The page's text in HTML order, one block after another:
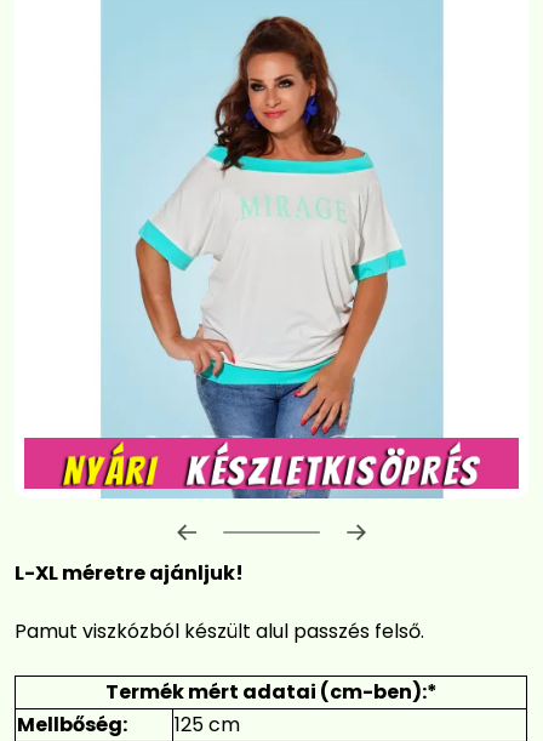
Előrehaladás:
L-XL méretre ajánljuk!
Pamut viszkózból készült alul passzés felső.
Termék mért adatai (cm-ben):*
Mellbőség:
125 cm